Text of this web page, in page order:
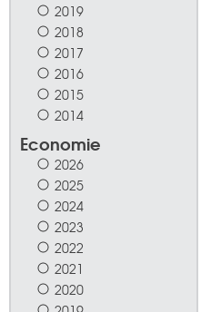
2019
2018
2017
2016
2015
2014
Economie
2026
2025
2024
2023
2022
2021
2020